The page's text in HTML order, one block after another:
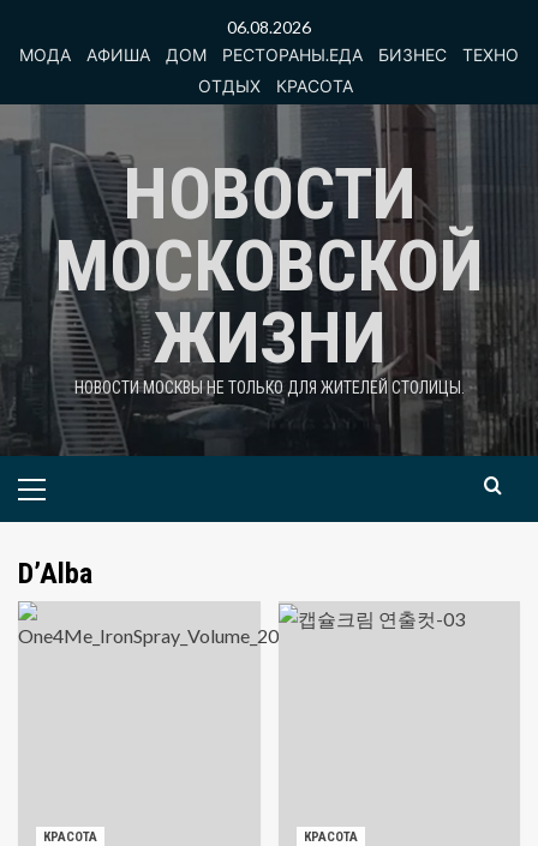
06.08.2026
МОДА
АФИША ДОМ РЕСТОРАНЫ.ЕДА БИЗНЕС
ТЕХНО
ОТДЫХ
КРАСОТА
НОВОСТИ
МОСКОВСКОЙ
ЖИЗНИ
НОВОСТИ МОСКВЫ НЕ ТОЛЬКО ДЛЯ ЖИТЕЛЕЙ СТОЛИЦЫ.
Основное
D’Alba
КРАСОТА КРАСОТА